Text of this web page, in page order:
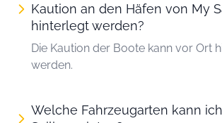
Kaution an den Häfen von My
hinterlegt werden?
Die Kaution der Boote kann vor Ort
werden.
Welche Fahrzeugarten kann